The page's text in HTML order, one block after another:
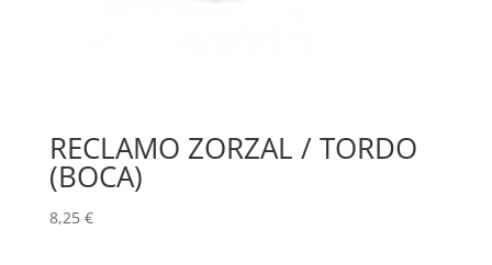
RECLAMO ZORZAL / TORDO
(BOCA)
8,25 €